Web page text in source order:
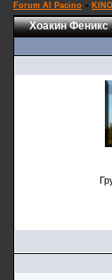
Forum Al Pacino » KINO
Хоакин Феникс